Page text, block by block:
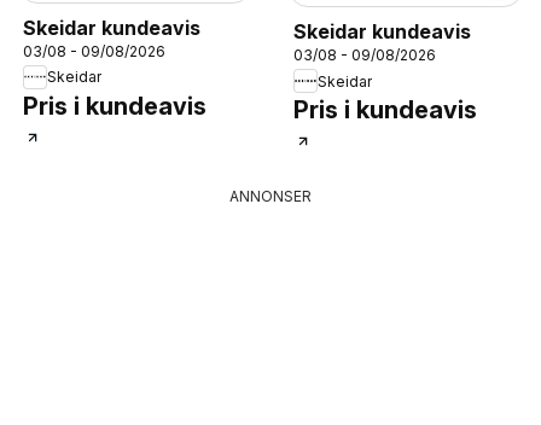
Skeidar kundeavis
03/08 - 09/08/2026
Skeidar
Pris i kundeavis
Skeidar kundeavis
03/08 - 09/08/2026
Skeidar
Pris i kundeavis
ANNONSER